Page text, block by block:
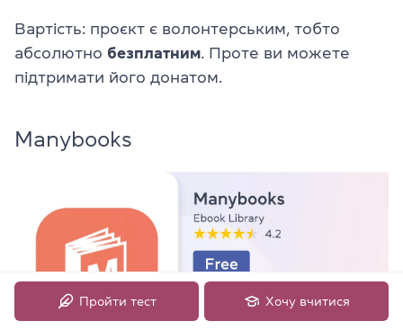
Вартість: проєкт є волонтерським, тобто
абсолютно безплатним. Проте ви можете
підтримати його донатом.
Manybooks
Пройти тест Хочу вчитися